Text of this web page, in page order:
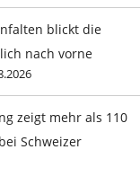
blickt die
nach vorne
zeigt mehr als 110
Schweizer